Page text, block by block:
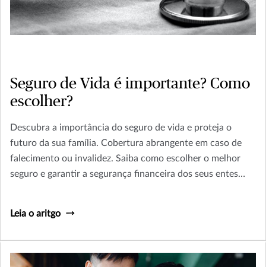
Seguro de Vida é importante? Como
escolher?
Descubra a importância do seguro de vida e proteja o
futuro da sua família. Cobertura abrangente em caso de
falecimento ou invalidez. Saiba como escolher o melhor
seguro e garantir a segurança financeira dos seus entes
Leia o aritgo